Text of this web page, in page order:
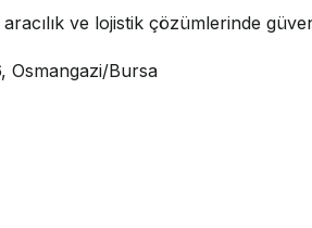
ve lojistik çözümlerinde
Osmangazi/Bursa